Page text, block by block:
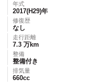
年式
2017(H29)年
修復歴
なし
走行距離
7.3 万km
整備
整備付き
排気量
660cc